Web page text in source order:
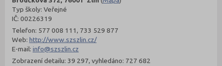
Typ školy: Veřejné
IČ: 00226319
Telefon: 577 008 111, 733 529 877
Web: http://www.szszlin.cz/
E-mail: info@szszlin.cz
Zobrazení detailu: 39 297, vyhledáno: 727 682